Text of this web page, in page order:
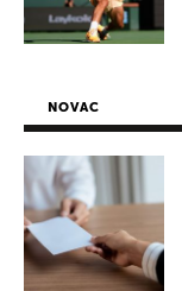
NOVAC